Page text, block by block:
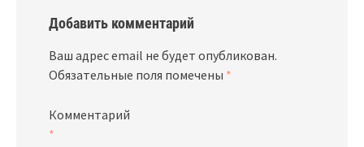
Добавить комментарий
Ваш адрес email не будет опубликован.
Обязательные поля помечены *
Комментарий
*